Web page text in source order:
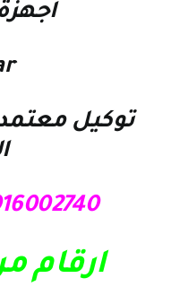
توكيل
01016002740 – 33044844
ارقام